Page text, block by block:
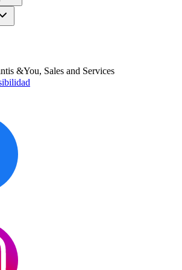
&You, Sales and Services